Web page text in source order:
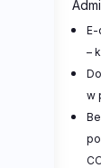
E-
–
w